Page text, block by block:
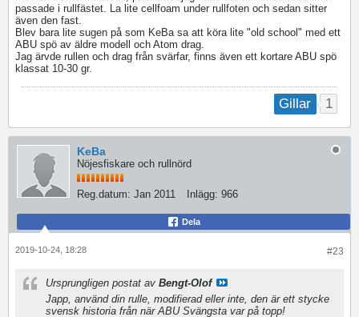
passade i rullfästet. La lite cellfoam under rullfoten och sedan sitter
även den fast.
Blev bara lite sugen på som KeBa sa att köra lite "old school" med ett
ABU spö av äldre modell och Atom drag.
Jag ärvde rullen och drag från svärfar, finns även ett kortare ABU spö
klassat 10-30 gr.
Gillar 1
KeBa
Nöjesfiskare och rullnörd
Reg.datum: Jan 2011 Inlägg: 966
Dela
#23
2019-10-24, 18:28
Ursprungligen postat av Bengt-Olof
Japp, använd din rulle, modifierad eller inte, den är ett stycke
svensk historia från när ABU Svängsta var på topp!